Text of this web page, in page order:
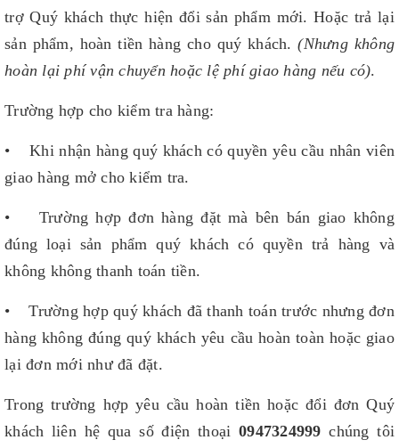
trợ Quý khách thực hiện đổi sản phẩm mới. Hoặc trả lại
sản phẩm, hoàn tiền hàng cho quý khách.(Nhưng không
hoàn lại phí vận chuyển hoặc lệ phí giao hàng nếu có).
Trường hợp cho kiểm tra hàng:
• Khi nhận hàng quý khách có quyền yêu cầu nhân viên
giao hàng mở cho kiểm tra.
• Trường hợp đơn hàng đặt mà bên bán giao không
đúng loại sản phẩm quý khách có quyền trả hàng và
không không thanh toán tiền.
• Trường hợp quý khách đã thanh toán trước nhưng đơn
hàng không đúng quý khách yêu cầu hoàn toàn hoặc giao
lại đơn mới như đã đặt.
Trong trường hợp yêu cầu hoàn tiền hoặc đổi đơn Quý
khách liên hệ qua số điện thoại0947324999 chúng tôi